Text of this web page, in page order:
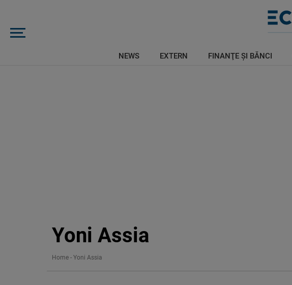
NEWS EXTERN FINANŢE ŞI BĂNCI
Yoni Assia
Home - Yoni Assia